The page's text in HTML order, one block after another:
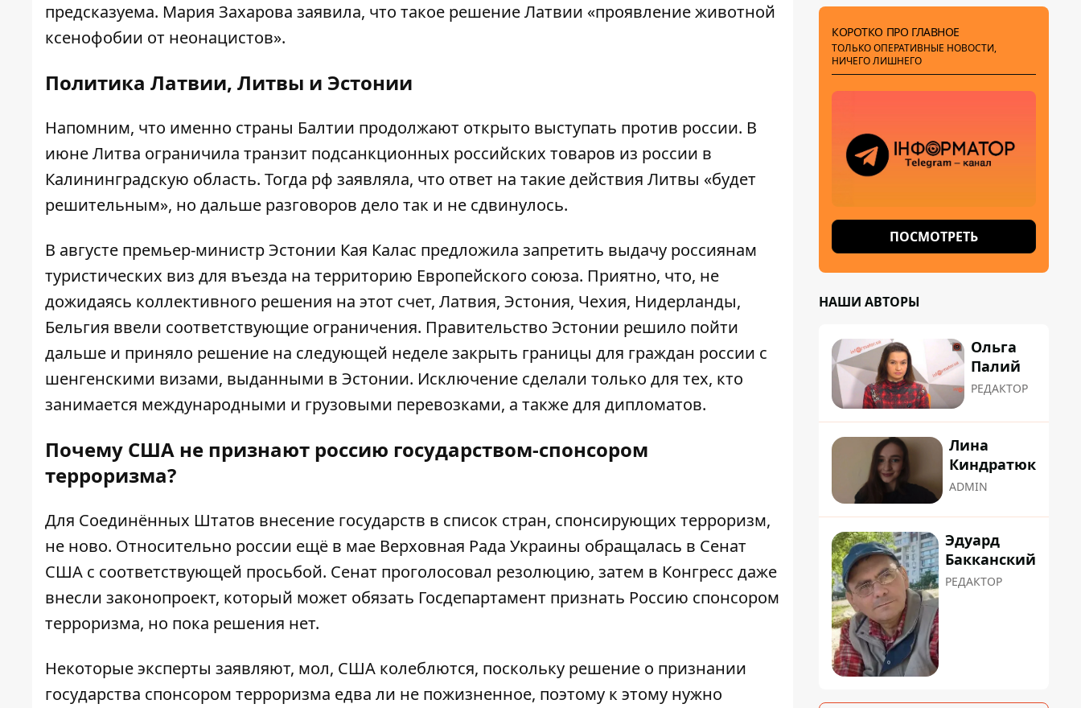
предсказуема. Мария Захарова заявила, что такое решение Латвии «проявление животной
ксенофобии от неонацистов».
Политика Латвии, Литвы и Эстонии
Напомним, что именно страны Балтии продолжают открыто выступать против россии. В
июне Литва ограничила транзит подсанкционных российских товаров из россии в
Калининградскую область. Тогда рф заявляла, что ответ на такие действия Литвы «будет
решительным», но дальше разговоров дело так и не сдвинулось.
В августе премьер-министр Эстонии Кая Калас предложила запретить выдачу россиянам
туристических виз для въезда на территорию Европейского союза. Приятно, что, не
дожидаясь коллективного решения на этот счет, Латвия, Эстония, Чехия, Нидерланды,
Бельгия ввели соответствующие ограничения. Правительство Эстонии решило пойти
дальше и приняло решение на следующей неделе закрыть границы для граждан россии с
шенгенскими визами, выданными в Эстонии. Исключение сделали только для тех, кто
занимается международными и грузовыми перевозками, а также для дипломатов.
Почему США не признают россию государством-спонсором
терроризма?
Для Соединённых Штатов внесение государств в список стран, спонсирующих терроризм,
не ново. Относительно россии ещё в мае Верховная Рада Украины обращалась в Сенат
США с соответствующей просьбой. Сенат проголосовал резолюцию, затем в Конгресс даже
внесли законопроект, который может обязать Госдепартамент признать Россию спонсором
терроризма, но пока решения нет.
Некоторые эксперты заявляют, мол, США колеблются, поскольку решение о признании
государства спонсором терроризма едва ли не пожизненное, поэтому к этому нужно
КОРОТКО ПРО ГЛАВНОЕ
ТОЛЬКО ОПЕРАТИВНЫЕ НОВОСТИ,
НИЧЕГО ЛИШНЕГО
ПОСМОТРЕТЬ
НАШИ АВТОРЫ
Ольга
Палий
РЕДАКТОР
Лина
Киндратюк
ADMIN
Эдуард
Бакканский
РЕДАКТОР